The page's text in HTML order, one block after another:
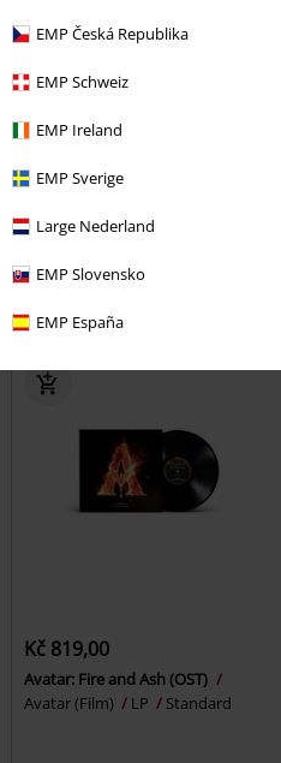
EMP Česká Republika
EMP Schweiz
EMP Ireland
EMP Sverige
Large Nederland
EMP Slovensko
EMP España
Kč 439,00
Heavier Trip - Road to Wacken
DVD
Standard
Kč 819,00
Avatar: Fire and Ash (OST)
Avatar (Film)
LP Standard